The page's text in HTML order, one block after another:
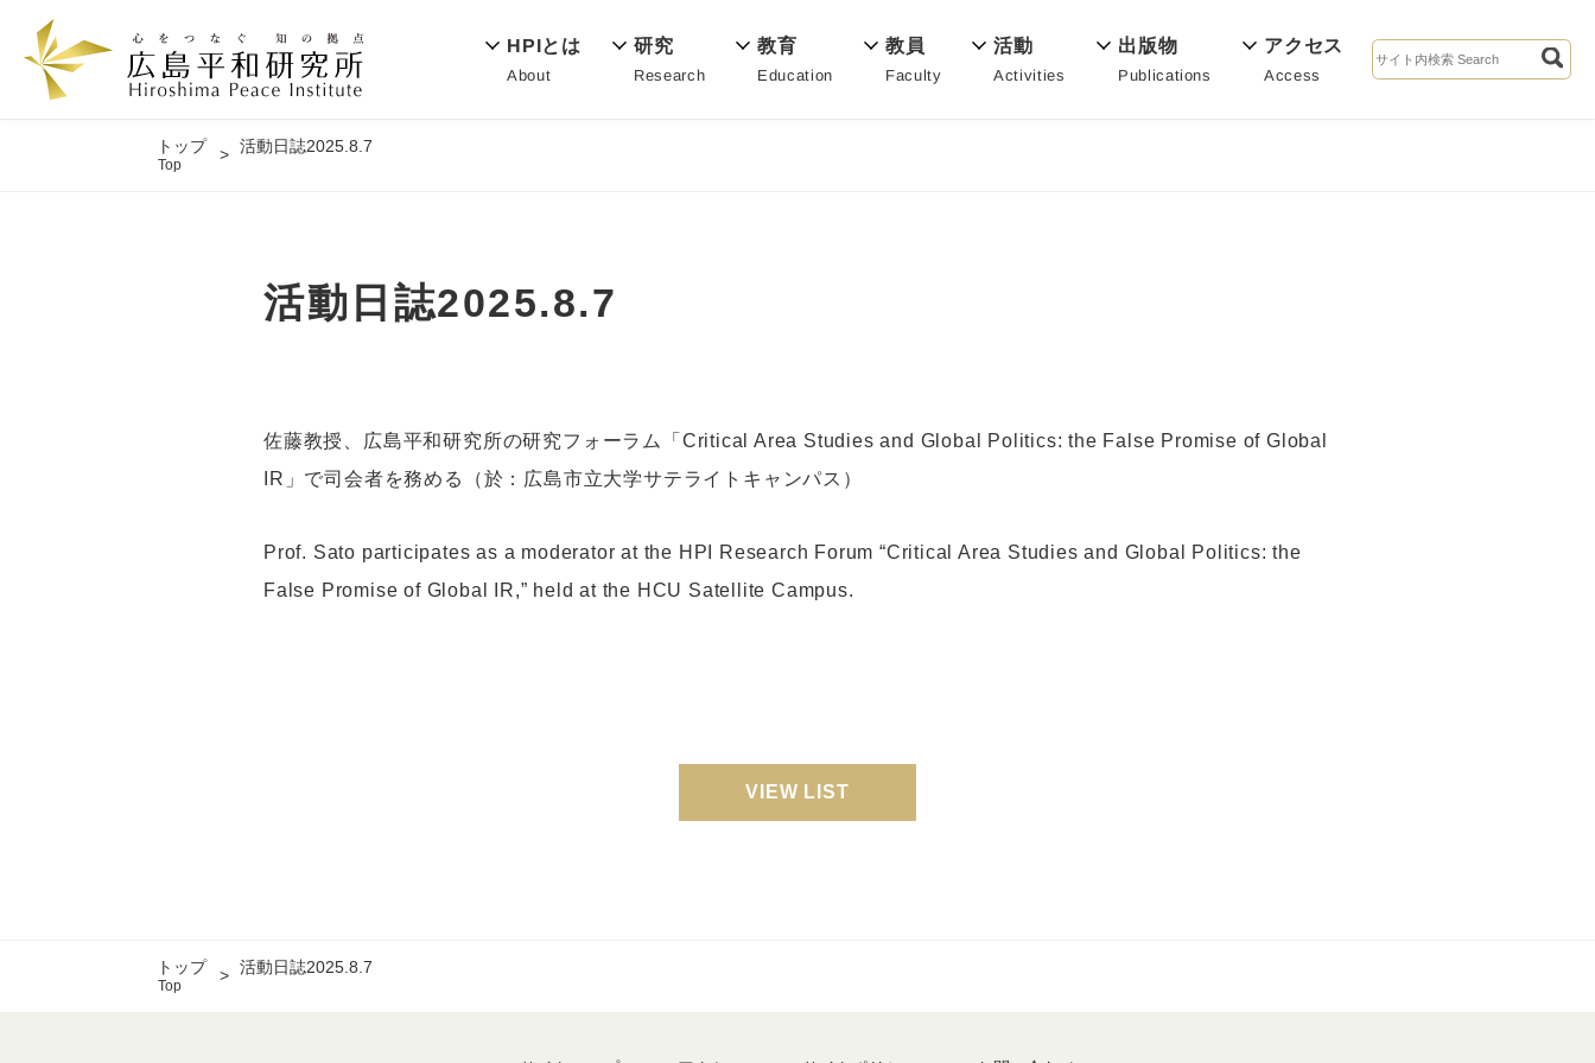
HPIとは
About
研究
Research
教育
Education
教員
Faculty
活動
Activities
出版物
Publications
アクセス
Access
トップ
Top
活動日誌2025.8.7
活動日誌2025.8.7
佐藤教授、広島平和研究所の研究フォーラム「Critical Area Studies and Global Politics: the False Promise of Global
IR」で司会者を務める（於：広島市立大学サテライトキャンパス）
Prof. Sato participates as a moderator at the HPI Research Forum “Critical Area Studies and Global Politics: the
False Promise of Global IR,” held at the HCU Satellite Campus.
VIEW LIST
トップ
Top
活動日誌2025.8.7